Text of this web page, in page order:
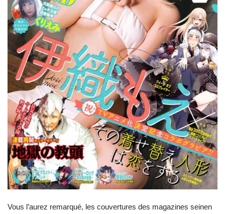
Vous l’aurez remarqué, les couvertures des magazines seinen